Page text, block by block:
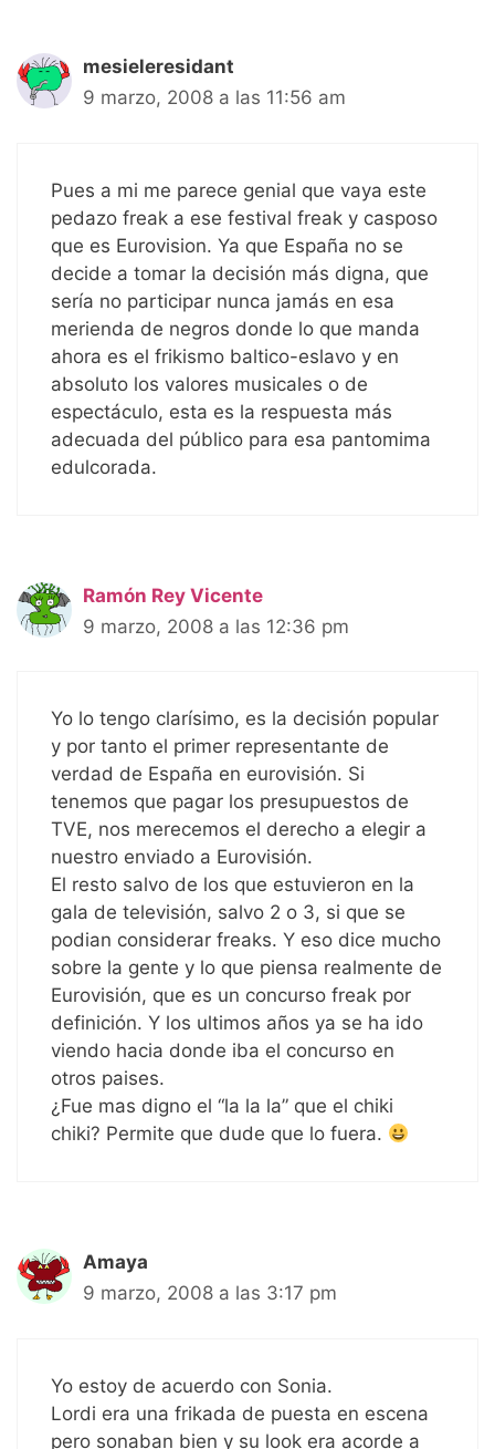
mesieleresidant
9 marzo, 2008 a las 11:56 am
Pues a mi me parece genial que vaya este
pedazo freak a ese festival freak y casposo
que es Eurovision. Ya que España no se
decide a tomar la decisión más digna, que
sería no participar nunca jamás en esa
merienda de negros donde lo que manda
ahora es el frikismo baltico-eslavo y en
absoluto los valores musicales o de
espectáculo, esta es la respuesta más
adecuada del público para esa pantomima
edulcorada.
Ramón Rey Vicente
9 marzo, 2008 a las 12:36 pm
Yo lo tengo clarísimo, es la decisión popular
y por tanto el primer representante de
verdad de España en eurovisión. Si
tenemos que pagar los presupuestos de
TVE, nos merecemos el derecho a elegir a
nuestro enviado a Eurovisión.
El resto salvo de los que estuvieron en la
gala de televisión, salvo 2 o 3, si que se
podian considerar freaks. Y eso dice mucho
sobre la gente y lo que piensa realmente de
Eurovisión, que es un concurso freak por
definición. Y los ultimos años ya se ha ido
viendo hacia donde iba el concurso en
otros paises.
¿Fue mas digno el “la la la” que el chiki
chiki? Permite que dude que lo fuera.
Amaya
9 marzo, 2008 a las 3:17 pm
Yo estoy de acuerdo con Sonia.
Lordi era una frikada de puesta en escena
pero sonaban bien y su look era acorde a